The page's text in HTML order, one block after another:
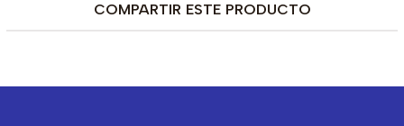
COMPARTIR ESTE PRODUCTO